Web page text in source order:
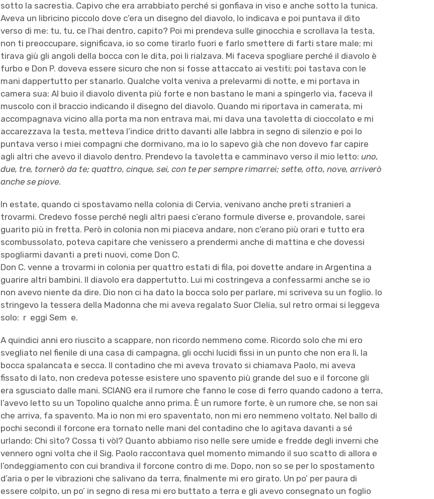
sotto la sacrestia. Capivo che era arrabbiato perché si gonfiava in viso e anche sotto la tunica.
Aveva un libricino piccolo dove c’era un disegno del diavolo, lo indicava e poi puntava il dito
verso di me: tu, tu, ce l’hai dentro, capito? Poi mi prendeva sulle ginocchia e scrollava la testa,
non ti preoccupare, significava, io so come tirarlo fuori e farlo smettere di farti stare male; mi
tirava giù gli angoli della bocca con le dita, poi li rialzava. Mi faceva spogliare perché il diavolo è
furbo e Don P. doveva essere sicuro che non si fosse attaccato ai vestiti; poi tastava con le
mani dappertutto per stanarlo. Qualche volta veniva a prelevarmi di notte, e mi portava in
camera sua: Al buio il diavolo diventa più forte e non bastano le mani a spingerlo via, faceva il
muscolo con il braccio indicando il disegno del diavolo. Quando mi riportava in camerata, mi
accompagnava vicino alla porta ma non entrava mai, mi dava una tavoletta di cioccolato e mi
accarezzava la testa, metteva l’indice dritto davanti alle labbra in segno di silenzio e poi lo
puntava verso i miei compagni che dormivano, ma io lo sapevo già che non dovevo far capire
agli altri che avevo il diavolo dentro. Prendevo la tavoletta e camminavo verso il mio letto:uno,
due, tre, tornerò da te; quattro, cinque, sei, con te per sempre rimarrei; sette, otto, nove, arriverò
anche se piove.
In estate, quando ci spostavamo nella colonia di Cervia, venivano anche preti stranieri a
trovarmi. Credevo fosse perché negli altri paesi c’erano formule diverse e, provandole, sarei
guarito più in fretta. Però in colonia non mi piaceva andare, non c’erano più orari e tutto era
scombussolato, poteva capitare che venissero a prendermi anche di mattina e che dovessi
spogliarmi davanti a preti nuovi, come Don C.
Don C. venne a trovarmi in colonia per quattro estati di fila, poi dovette andare in Argentina a
guarire altri bambini. Il diavolo era dappertutto. Lui mi costringeva a confessarmi anche se io
non avevo niente da dire. Dio non ci ha dato la bocca solo per parlare, mi scriveva su un foglio. Io
stringevo la tessera della Madonna che mi aveva regalato Suor Clelia, sul retro ormai si leggeva
solo: r eggi Sem e.
A quindici anni ero riuscito a scappare, non ricordo nemmeno come. Ricordo solo che mi ero
svegliato nel fienile di una casa di campagna, gli occhi lucidi fissi in un punto che non era lì, la
bocca spalancata e secca. Il contadino che mi aveva trovato si chiamava Paolo, mi aveva
fissato di lato, non credeva potesse esistere uno spavento più grande del suo e il forcone gli
era sgusciato dalle mani. SCIANG era il rumore che fanno le cose di ferro quando cadono a terra,
l’avevo letto su un Topolino qualche anno prima. È un rumore forte, è un rumore che, se non sai
che arriva, fa spavento. Ma io non mi ero spaventato, non mi ero nemmeno voltato. Nel ballo di
pochi secondi il forcone era tornato nelle mani del contadino che lo agitava davanti a sé
urlando: Chi sìto? Cossa ti vòl? Quanto abbiamo riso nelle sere umide e fredde degli inverni che
vennero ogni volta che il Sig. Paolo raccontava quel momento mimando il suo scatto di allora e
l’ondeggiamento con cui brandiva il forcone contro di me. Dopo, non so se per lo spostamento
d’aria o per le vibrazioni che salivano da terra, finalmente mi ero girato. Un po’ per paura di
essere colpito, un po’ in segno di resa mi ero buttato a terra e gli avevo consegnato un foglio